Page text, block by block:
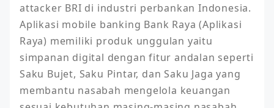
attacker BRI di industri perbankan Indonesia.
Aplikasi mobile banking Bank Raya (Aplikasi
Raya) memiliki produk unggulan yaitu
simpanan digital dengan fitur andalan seperti
Saku Bujet, Saku Pintar, dan Saku Jaga yang
membantu nasabah mengelola keuangan